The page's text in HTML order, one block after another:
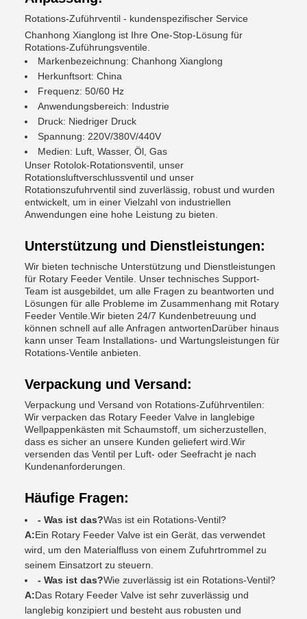
Rotations-Zuführventil - kundenspezifischer Service
Chanhong Xianglong ist Ihre One-Stop-Lösung für
Rotations-Zuführungsventile.
Markenbezeichnung: Chanhong Xianglong
Herkunftsort: China
Frequenz: 50/60 Hz
Anwendungsbereich: Industrie
Druck: Niedriger Druck
Spannung: 220V/380V/440V
Medien: Luft, Wasser, Öl, Gas
Unser Rotolok-Rotationsventil, unser
Rotationsluftverschlussventil und unser
Rotationszufuhrventil sind zuverlässig, robust und wurden
entwickelt, um in einer Vielzahl von industriellen
Anwendungen eine hohe Leistung zu bieten.
Unterstützung und Dienstleistungen:
Wir bieten technische Unterstützung und Dienstleistungen
für Rotary Feeder Ventile. Unser technisches Support-
Team ist ausgebildet, um alle Fragen zu beantworten und
Lösungen für alle Probleme im Zusammenhang mit Rotary
Feeder Ventile.Wir bieten 24/7 Kundenbetreuung und
können schnell auf alle Anfragen antwortenDarüber hinaus
kann unser Team Installations- und Wartungsleistungen für
Rotations-Ventile anbieten.
Verpackung und Versand:
Verpackung und Versand von Rotations-Zuführventilen:
Wir verpacken das Rotary Feeder Valve in langlebige
Wellpappenkästen mit Schaumstoff, um sicherzustellen,
dass es sicher an unsere Kunden geliefert wird.Wir
versenden das Ventil per Luft- oder Seefracht je nach
Kundenanforderungen.
Häufige Fragen:
- Was ist das?Was ist ein Rotations-Ventil?
A:Ein Rotary Feeder Valve ist ein Gerät, das verwendet
wird, um den Materialfluss von einem Zufuhrtrommel zu
seinem Einsatzort zu steuern.
- Was ist das?Wie zuverlässig ist ein Rotations-Ventil?
A:Das Rotary Feeder Valve ist sehr zuverlässig und
langlebig konzipiert und besteht aus robusten und